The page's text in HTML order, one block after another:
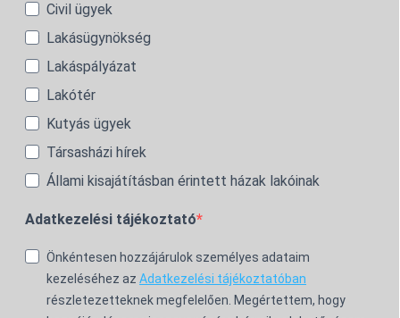
Civil ügyek
Lakásügynökség
Lakáspályázat
Lakótér
Kutyás ügyek
Társasházi hírek
Állami kisajátításban érintett házak lakóinak
Adatkezelési tájékoztató
Önkéntesen hozzájárulok személyes adataim
kezeléséhez az Adatkezelési tájékoztatóban
részletezetteknek megfelelően. Megértettem, hogy